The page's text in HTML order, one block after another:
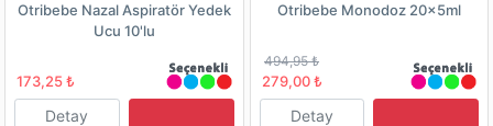
Otribebe Nazal Aspiratör Yedek
Ucu 10'lu
173,25 ₺
Detay
Otribebe Monodoz 20x5ml
494,95 ₺
279,00 ₺
Detay